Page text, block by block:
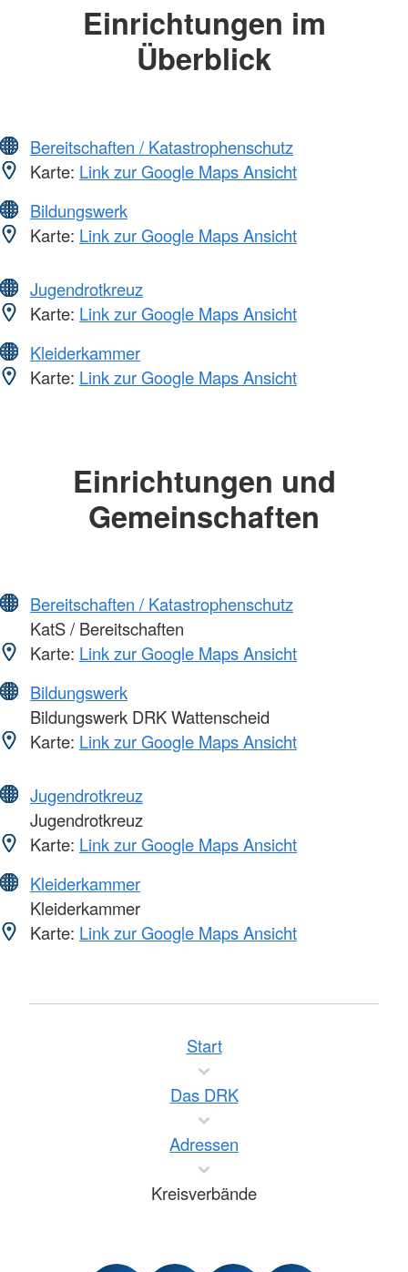
Einrichtungen im
Überblick
Bereitschaften / Katastrophenschutz
Karte: Link zur Google Maps Ansicht
Bildungswerk
Karte: Link zur Google Maps Ansicht
Jugendrotkreuz
Karte: Link zur Google Maps Ansicht
Kleiderkammer
Karte: Link zur Google Maps Ansicht
Einrichtungen und
Gemeinschaften
Bereitschaften / Katastrophenschutz
KatS / Bereitschaften
Karte: Link zur Google Maps Ansicht
Bildungswerk
Bildungswerk DRK Wattenscheid
Karte: Link zur Google Maps Ansicht
Jugendrotkreuz
Jugendrotkreuz
Karte: Link zur Google Maps Ansicht
Kleiderkammer
Kleiderkammer
Karte: Link zur Google Maps Ansicht
Start
Das DRK
Adressen
Kreisverbände